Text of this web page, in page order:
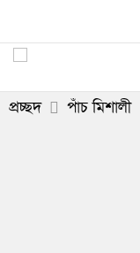
প্রচ্ছদ পাঁচ মিশালী